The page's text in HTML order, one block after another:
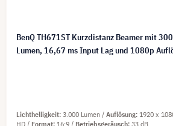
BenQ TH671ST Kurzdistanz Beamer mit
Lumen, 16,67 ms Input Lag und 1080p
Lichthelligkeit 3.000 Lumen Auflösung 1920 x
HD
Format 16:9 Betriebsgeräusch 33 dB